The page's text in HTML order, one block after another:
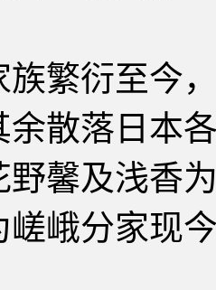
衍至今，
余散落日本
及浅香为
嵯峨分家现